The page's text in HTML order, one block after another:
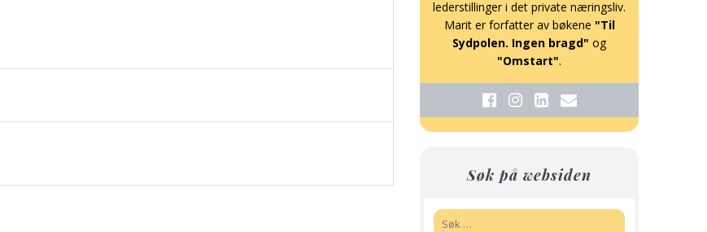
lederstillinger i det private næringsliv.
Marit er forfatter av bøkene "Til
Sydpolen. Ingen bragd" og
"Omstart".
Søk på websiden